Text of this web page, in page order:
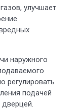
улучшает
наружного
регулировать
подачей